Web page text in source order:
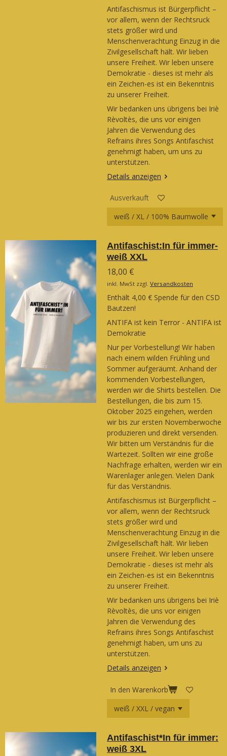
Antifaschismus ist Bürgerpflicht –
vor allem, wenn der Rechtsruck
stets größer wird und
Menschenverachtung Einzug in die
Zivilgesellschaft hält. Wir lieben
unsere Freiheit. Wir leben unsere
Demokratie - dieses ist mehr als
ein Zeichen-es ist ein Bekenntnis
zu unserer Freiheit.
Wir bedanken uns übrigens bei Iriè
Rèvoltès, die uns vor einigen
Jahren die Verwendung des
Refrains ihres Songs Antifaschist
genehmigt haben, um uns zu
unterstützen.
Details anzeigen
Ausverkauft
Antifaschist:In für immer-
weiß XXL
18,00 €
inkl. MwSt zzgl. Versandkosten
Enthält 4,00 € Spende für den CSD
Bautzen!
ANTIFA ist kein Terror - ANTIFA ist
Demokratie
Nur per Vorbestellung! Wir haben
nach einem wilden Frühling und
Sommer aufgeräumt. Anhand der
kommenden Vorbestellungen,
werden wir die Shirts bestellen. Die
Bestellungen, die bis zum 15.
Oktober 2025 eingehen, werden
wir bis zur ersten Novemberwoche
produzieren und direkt versenden.
Wir bitten um Verständnis für die
Wartezeit. Sollten wir eine große
Nachfrage erhalten, werden wir ein
Warenlager anlegen. Vielen Dank
für das Verständnis.
Antifaschismus ist Bürgerpflicht –
vor allem, wenn der Rechtsruck
stets größer wird und
Menschenverachtung Einzug in die
Zivilgesellschaft hält. Wir lieben
unsere Freiheit. Wir leben unsere
Demokratie - dieses ist mehr als
ein Zeichen-es ist ein Bekenntnis
zu unserer Freiheit.
Wir bedanken uns übrigens bei Iriè
Rèvoltès, die uns vor einigen
Jahren die Verwendung des
Refrains ihres Songs Antifaschist
genehmigt haben, um uns zu
unterstützen.
Details anzeigen
In den Warenkorb
Antifaschist*In für immer:
weiß 3XL